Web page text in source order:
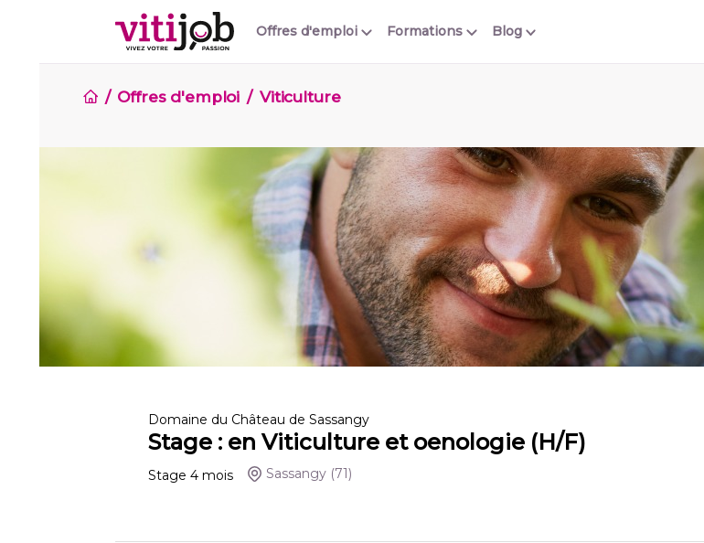
Offres d'emploi Blog
Formations
Offres d'emploi Viticulture
Domaine du Château de Sassangy
Stage : en Viticulture et oenologie (H/F)
Stage 4 mois Sassangy (71)